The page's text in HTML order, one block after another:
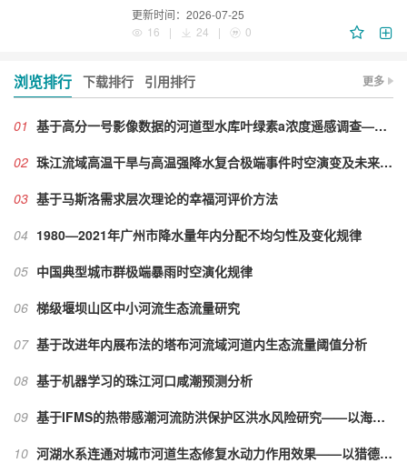
更新时间： 2026-07-25
16
| 24 | 0
浏览排行 下载排行 引用排行
01
基于高分一号影像数据的河道型水库叶绿素a浓度遥感调查——以飞来峡-长湖水库片区为例
02
珠江流域高温干旱与高温强降水复合极端事件时空演变及未来趋势
03 基于马斯洛需求层次理论的幸福河评价方法
04 1980—2021年广州市降水量年内分配不均匀性及变化规律
05 中国典型城市群极端暴雨时空演化规律
06 梯级堰坝山区中小河流生态流量研究
07 基于改进年内展布法的塔布河流域河道内生态流量阈值分析
08 基于机器学习的珠江河口咸潮预测分析
09
基于IFMS的热带感潮河流防洪保护区洪水风险研究——以海南省昌化江为例
10
河湖水系连通对城市河道生态修复水动力作用效果——以猎德涌为例
更多